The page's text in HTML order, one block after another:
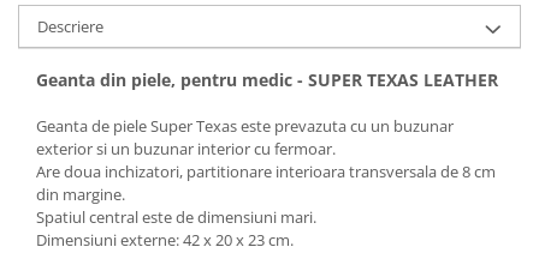
Filtre antibacteriene si antivirale
Garouri
Ochelari de protectie
Cabluri EKG (10 fire)
Electrozi ECG / EKG
Sonde TOCO
Sonde US
Descriere
Geanta din piele, pentru medic - SUPER TEXAS LEATHER
Geanta de piele Super Texas este prevazuta cu un buzunar
exterior si un buzunar interior cu fermoar.
Are doua inchizatori, partitionare interioara transversala de 8 cm
din margine.
Spatiul central este de dimensiuni mari.
Dimensiuni externe: 42 x 20 x 23 cm.